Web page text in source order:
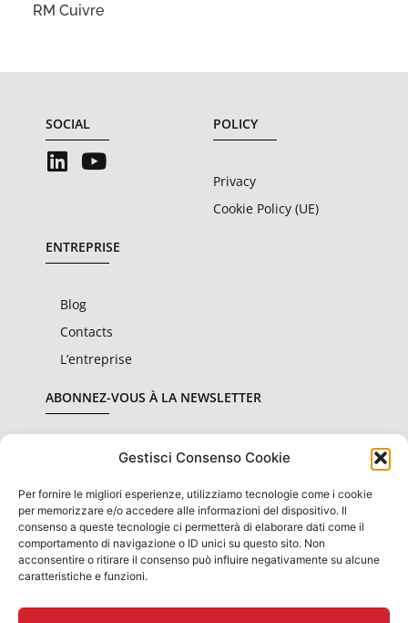
Gestisci Consenso Cookie
Per fornire le migliori esperienze, utilizziamo tecnologie come i cookie
per memorizzare e/o accedere alle informazioni del dispositivo. Il
consenso a queste tecnologie ci permetterà di elaborare dati come il
comportamento di navigazione o ID unici su questo sito. Non
acconsentire o ritirare il consenso può influire negativamente su alcune
caratteristiche e funzioni.
RM Cuivre
SOCIAL POLICY
Privacy
Cookie Policy (UE)
ENTREPRISE
Blog
Contacts
L’entreprise
ABONNEZ-VOUS À LA NEWSLETTER
Je déclare avoir lu et accepté lesconditions de
confidentialité
SOUSCRIRE